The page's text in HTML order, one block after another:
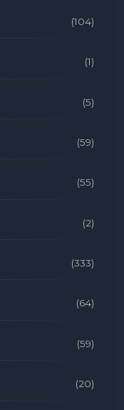
(104)
(1)
(5)
(59)
(55)
(2)
(333)
(64)
(59)
(20)